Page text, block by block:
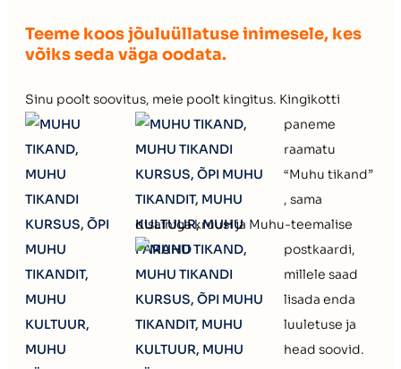
Teeme koos jõuluüllatuse inimesele, kes
võiks seda väga oodata.
Sinu poolt soovitus, meie poolt kingitus. Kingikotti
paneme
raamatu
“Muhu tikand”
, sama
disainiga kruusi ja Muhu-teemalise
postkaardi,
millele saad
lisada enda
luuletuse ja
head soovid.